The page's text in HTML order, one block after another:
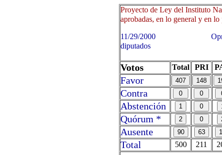
Proyecto de Ley del Instituto
aprobadas, en lo general y en
11/29/2000 Oprima
diputados
Votos Total PRI
Favor
Contra
Abstención
Quórum *
Ausente
Total
500 211